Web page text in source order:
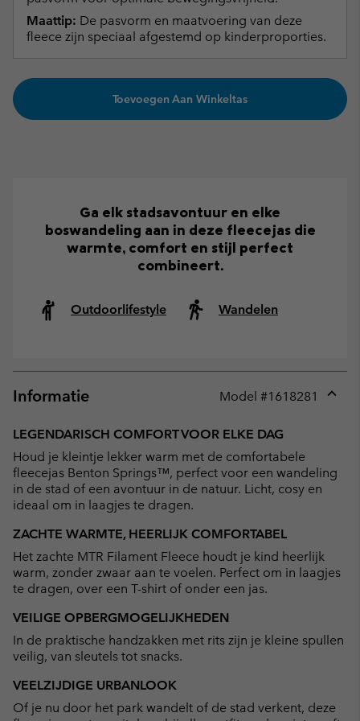
Maattip: De pasvorm en maatvoering van deze
fleece zijn speciaal afgestemd op kinderproporties.
Toevoegen Aan Winkeltas
Ga elk stadsavontuur en elke
boswandeling aan in deze fleecejas die
warmte, comfort en stijl perfect
combineert.
Outdoorlifestyle Wandelen
Informatie Model #1618281
LEGENDARISCH COMFORT VOOR ELKE DAG
Houd je kleintje lekker warm met de comfortabele
fleecejas Benton Springs™, perfect voor een wandeling
in de stad of een avontuur in de natuur. Licht, cosy en
ideaal om in laagjes te dragen.
ZACHTE WARMTE, HEERLIJK COMFORTABEL
Het zachte MTR Filament Fleece houdt je kind heerlijk
warm, zonder zwaar aan te voelen. Perfect om in laagjes
te dragen, over een T-shirt of onder een jas.
VEILIGE OPBERGMOGELIJKHEDEN
In de praktische handzakken met rits zijn je kleine spullen
veilig, van sleutels tot snacks.
VEELZIJDIGE URBANLOOK
Of je nu door het park wandelt of de stad verkent, deze